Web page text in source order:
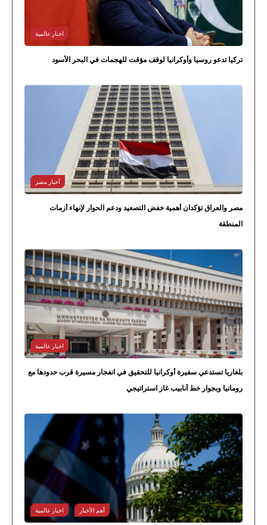
اخبار عالمية
تركيا تدعو روسيا وأوكرانيا لوقف مؤقت للهجمات في البحر الأسود
أخبار مصر
مصر والعراق تؤكدان أهمية خفض التصعيد ودعم الحوار لإنهاء أزمات
المنطقة
اخبار عالمية
بلغاريا تستدعي سفيرة أوكرانيا للتحقيق في انفجار مسيرة قرب حدودها مع
رومانيا وبجوار خط أنابيب غاز استراتيجي
أهم الأخبار اخبار عالمية